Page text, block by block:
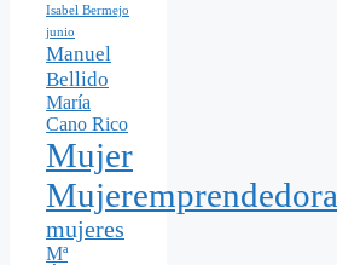
Isabel Bermejo
junio
Manuel
Bellido
María
Cano Rico
Mujer
Mujeremprendedora
mujeres
Mª